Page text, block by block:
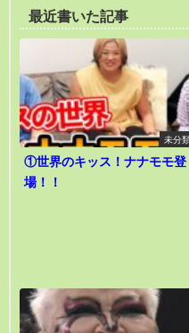
最近書いた記事
未分
①世界のキッス！ナナモモ登
場！！